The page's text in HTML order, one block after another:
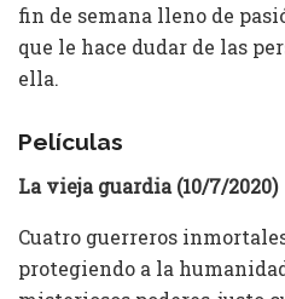
fin de semana lleno de
que le hace dudar de las
ella.
Películas
La vieja guardia (10/7/2020)
Cuatro guerreros
protegiendo a la